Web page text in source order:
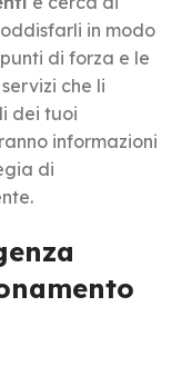
in modo
di forza e le
che li
dei tuoi
informazioni
di